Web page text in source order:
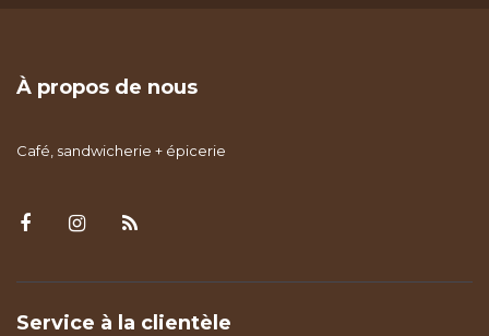
À propos de nous
Café, sandwicherie + épicerie
Service à la clientèle